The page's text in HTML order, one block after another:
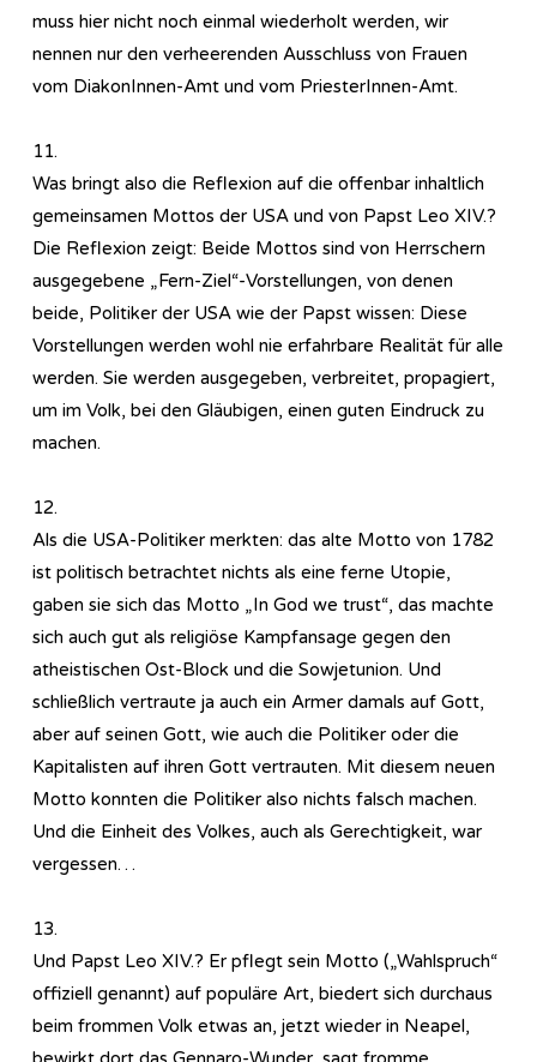
muss hier nicht noch einmal wiederholt werden, wir
nennen nur den verheerenden Ausschluss von Frauen
vom DiakonInnen-Amt und vom PriesterInnen-Amt.
11.
Was bringt also die Reflexion auf die offenbar inhaltlich
gemeinsamen Mottos der USA und von Papst Leo XIV.?
Die Reflexion zeigt: Beide Mottos sind von Herrschern
ausgegebene „Fern-Ziel“-Vorstellungen, von denen
beide, Politiker der USA wie der Papst wissen: Diese
Vorstellungen werden wohl nie erfahrbare Realität für alle
werden. Sie werden ausgegeben, verbreitet, propagiert,
um im Volk, bei den Gläubigen, einen guten Eindruck zu
machen.
12.
Als die USA-Politiker merkten: das alte Motto von 1782
ist politisch betrachtet nichts als eine ferne Utopie,
gaben sie sich das Motto „In God we trust“, das machte
sich auch gut als religiöse Kampfansage gegen den
atheistischen Ost-Block und die Sowjetunion. Und
schließlich vertraute ja auch ein Armer damals auf Gott,
aber auf seinen Gott, wie auch die Politiker oder die
Kapitalisten auf ihren Gott vertrauten. Mit diesem neuen
Motto konnten die Politiker also nichts falsch machen.
Und die Einheit des Volkes, auch als Gerechtigkeit, war
vergessen…
13.
Und Papst Leo XIV.? Er pflegt sein Motto („Wahlspruch“
offiziell genannt) auf populäre Art, biedert sich durchaus
beim frommen Volk etwas an, jetzt wieder in Neapel,